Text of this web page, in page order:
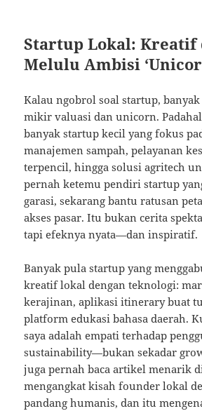
Startup Lokal: Kreatif
Melulu Ambisi
Kalau ngobrol soal startup,
mikir valuasi dan unicorn.
banyak startup kecil yang fokus
manajemen sampah, pelayanan
terpencil, hingga solusi agritech
pernah ketemu pendiri startup
garasi, sekarang bantu ratusan
akses pasar. Itu bukan cerita
tapi efeknya nyata—dan inspiratif.
Banyak pula startup yang
kreatif lokal dengan teknologi:
kerajinan, aplikasi itinerary buat
platform edukasi bahasa daerah.
saya adalah empati terhadap
sustainability—bukan sekadar
juga pernah baca artikel menarik
mengangkat kisah founder lokal
pandang humanis, dan itu